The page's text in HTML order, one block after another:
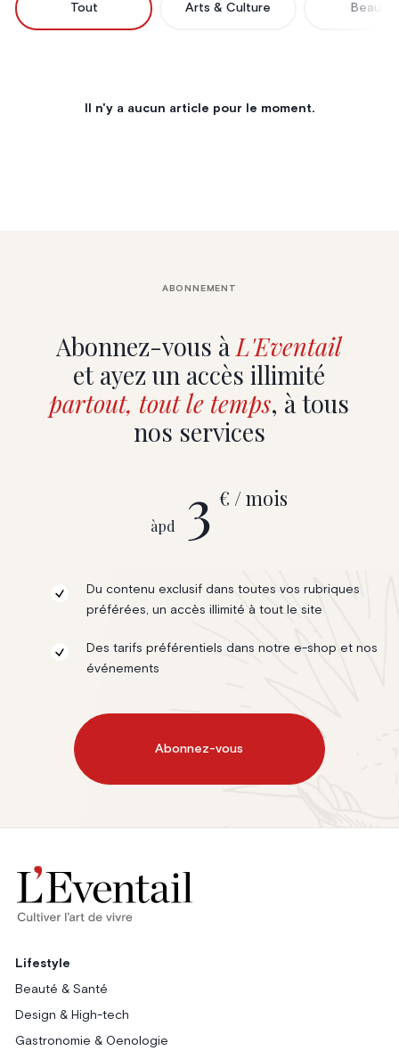
Tout Arts & Culture Beauté
Il n'y a aucun article pour le moment.
Abonnez-vous àL'Eventail
et ayez un accès illimité
partout, tout le temps, à tous
nos services
ABONNEMENT
àpd 3 € / mois
Du contenu exclusif dans toutes vos rubriques
préférées, un accès illimité à tout le site
Des tarifs préférentiels dans notre e-shop et nos
événements
Abonnez-vous
Lifestyle
Beauté & Santé
Design & High-tech
Gastronomie & Oenologie